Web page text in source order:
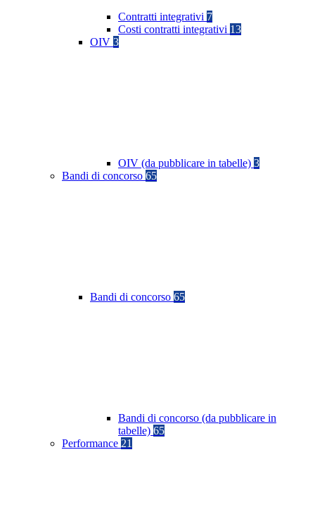
Contratti integrativi 7
Costi contratti integrativi 13
OIV 3
OIV (da pubblicare in tabelle) 3
Bandi di concorso 65
Bandi di concorso 65
Bandi di concorso (da pubblicare in
tabelle) 65
Performance 21